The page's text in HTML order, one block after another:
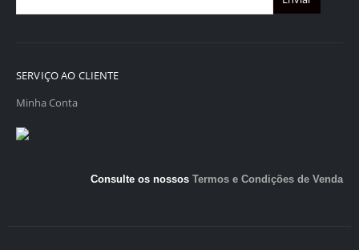
SERVIÇO AO CLIENTE
Minha Conta
Consulte os nossos Termos e Condições de Venda